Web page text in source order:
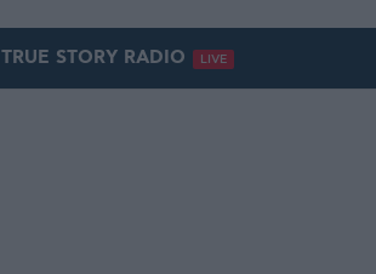
TRUE STORY RADIO LIVE